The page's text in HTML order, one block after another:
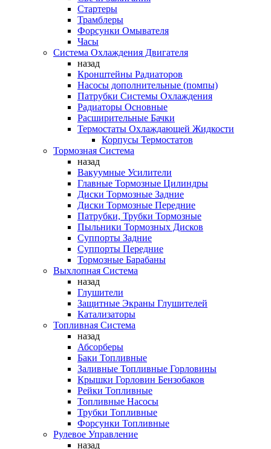
Стартеры
Трамблеры
Форсунки Омывателя
Часы
Система Охлаждения Двигателя
назад
Кронштейны Радиаторов
Насосы дополнительные (помпы)
Патрубки Системы Охлаждения
Радиаторы Основные
Расширительные Бачки
Термостаты Охлаждающей Жидкости
Корпусы Термостатов
Тормозная Система
назад
Вакуумные Усилители
Главные Тормозные Цилиндры
Диски Тормозные Задние
Диски Тормозные Передние
Патрубки, Трубки Тормозные
Пыльники Тормозных Дисков
Суппорты Задние
Суппорты Передние
Тормозные Барабаны
Выхлопная Система
назад
Глушители
Защитные Экраны Глушителей
Катализаторы
Топливная Система
назад
Абсорберы
Баки Топливные
Заливные Топливные Горловины
Крышки Горловин Бензобаков
Рейки Топливные
Топливные Насосы
Трубки Топливные
Форсунки Топливные
Рулевое Управление
назад